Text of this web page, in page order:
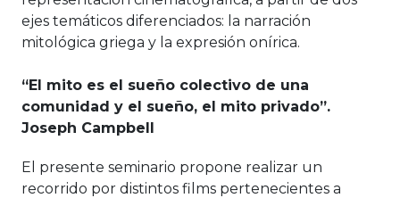
ejes temáticos diferenciados: la narración
mitológica griega y la expresión onírica.
“El mito es el sueño colectivo de una
comunidad y el sueño, el mito privado”.
Joseph Campbell
El presente seminario propone realizar un
recorrido por distintos films pertenecientes a